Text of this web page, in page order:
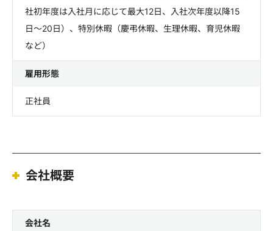
社初年度は入社月に応じて最大12日、入社次年度以降15
日～20日）、特別休暇（慶弔休暇、生理休暇、育児休暇
など）
雇用形態
正社員
会社概要
会社名